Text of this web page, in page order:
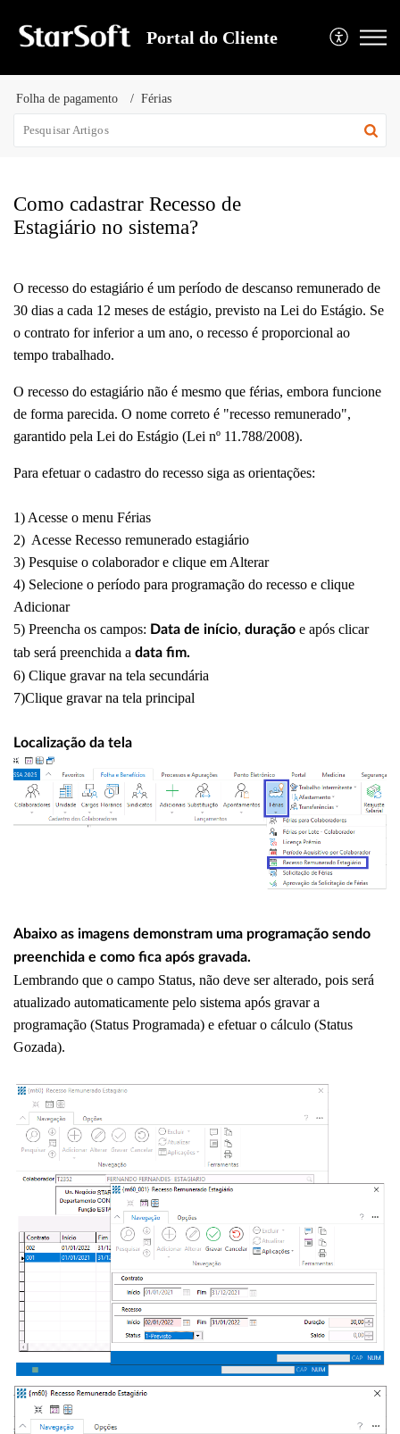
Portal do Cliente
Folha de pagamento Férias
Como cadastrar Recesso de
Estagiário no sistema?
O recesso do estagiário é um período de descanso remunerado de
30 dias a cada 12 meses de estágio, previsto na Lei do Estágio. Se
o contrato for inferior a um ano, o recesso é proporcional ao
tempo trabalhado.
O recesso do estagiário não é mesmo que férias, embora funcione
de forma parecida. O nome correto é "recesso remunerado",
garantido pela Lei do Estágio (Lei nº 11.788/2008).
Para efetuar o cadastro do recesso siga as orientações:
1) Acesse o menu Férias
2) Acesse Recesso remunerado estagiário
3) Pesquise o colaborador e clique em Alterar
4) Selecione o período para programação do recesso e clique
Adicionar
5) Preencha os campos: Data de início, duração e após clicar
tab será preenchida a data fim.
6) Clique gravar na tela secundária
7)Clique gravar na tela principal
Localização da tela
Abaixo as imagens demonstram uma programação sendo
preenchida e como fica após gravada.
Lembrando que o campo Status, não deve ser alterado, pois será
atualizado automaticamente pelo sistema após gravar a
programação (Status Programada) e efetuar o cálculo (Status
Gozada).